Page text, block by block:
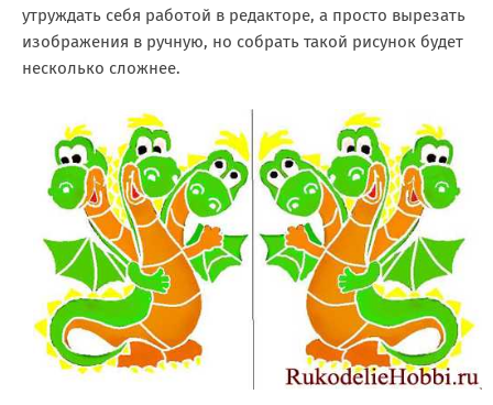
утруждать себя работой в редакторе, а просто вырезать
изображения в ручную, но собрать такой рисунок будет
несколько сложнее.